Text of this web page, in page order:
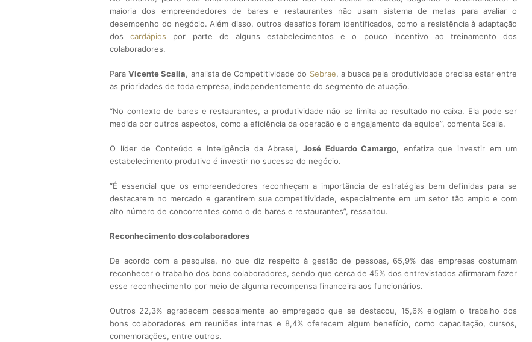
maioria dos empreendedores de bares e restaurantes não usam sistema de metas para avaliar o
desempenho do negócio. Além disso, outros desafios foram identificados, como a resistência à adaptação
doscardápios por parte de alguns estabelecimentos e o pouco incentivo ao treinamento dos
colaboradores.
ParaVicente Scalia, analista de Competitividade do Sebrae, a busca pela produtividade precisa estar entre
as prioridades de toda empresa, independentemente do segmento de atuação.
“No contexto de bares e restaurantes, a produtividade não se limita ao resultado no caixa. Ela pode ser
medida por outros aspectos, como a eficiência da operação e o engajamento da equipe”, comenta Scalia.
O líder de Conteúdo e Inteligência da Abrasel, José Eduardo Camargo, enfatiza que investir em um
estabelecimento produtivo é investir no sucesso do negócio.
“É essencial que os empreendedores reconheçam a importância de estratégias bem definidas para se
destacarem no mercado e garantirem sua competitividade, especialmente em um setor tão amplo e com
alto número de concorrentes como o de bares e restaurantes”, ressaltou.
Reconhecimento dos colaboradores
De acordo com a pesquisa, no que diz respeito à gestão de pessoas, 65,9% das empresas costumam
reconhecer o trabalho dos bons colaboradores, sendo que cerca de 45% dos entrevistados afirmaram fazer
esse reconhecimento por meio de alguma recompensa financeira aos funcionários.
Outros 22,3% agradecem pessoalmente ao empregado que se destacou, 15,6% elogiam o trabalho dos
bons colaboradores em reuniões internas e 8,4% oferecem algum benefício, como capacitação, cursos,
comemorações, entre outros.